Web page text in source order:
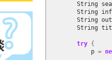
String
String
String
String
try {
p =